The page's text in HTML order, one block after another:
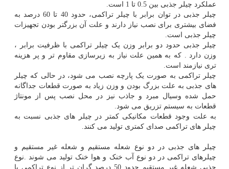
عملکرد چیلر جذبی بین 0.5 تا 1 است.
چیلر جذبی در توان برابر با چیلر تراکمی، حدود 40 تا 60 درصد به
فضای بیشتری برای نصب نیاز دارند و علت آن بزرگتر بودن تجهیزات
چیلر جذبی است.
چیلر جذبی حدود دو برابر وزن یک چیلر تراکمی با ظرفیت برابر ،
وزن دارد . که به همین علت نیاز به زیرسازی مقاوم تر و پر هزینه
تری نیازمند است.
چیلر تراکمی به صورت یک پارچه نصب می شود، در حالی که چیلر
های جذبی به علت بزرگ بودن و وزن زیاد به صورت قطعات جداگانه
حمل شده وسیال مبرد و جاذب نیز در محل نصب پس از مونتاژ
قطعات به سیستم تزریق می شود.
به علت وجود قطعات مکانیکی کمتر در چیلر های جذبی نسبت به
چیلر های تراکمی صدای کمتری تولید می کنند.
چیلر های جذبی در دو نوع شعله مستقیم و شعله غیر مستقیم و
چیلرهای تراکمی در دو نوع آب خنک و هوا خنک تولید می شوند .نوع
جذبی شعله غیر مستقیم حدود 50 درصد گران تر از نوع تراکمی با